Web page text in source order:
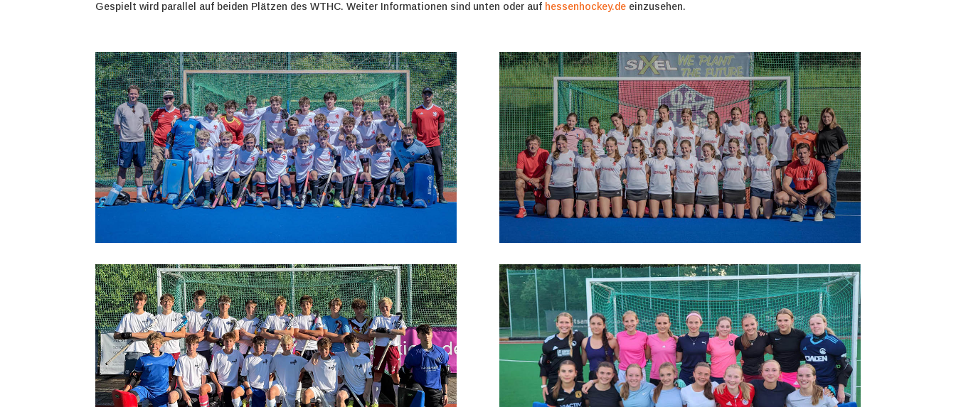
Gespielt wird parallel auf beiden Plätzen des WTHC. Weiter Informationen sind unten oder auf hessenhockey.de einzusehen.